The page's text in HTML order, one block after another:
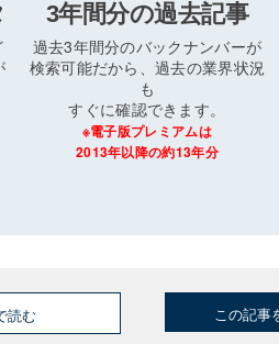
3年間分の過去記事
過去3年間分のバックナンバーが
検索可能だから、過去の業界状況
も
すぐに確認できます。
※電子版プレミアムは
2013年以降の約13年分
読む この記事